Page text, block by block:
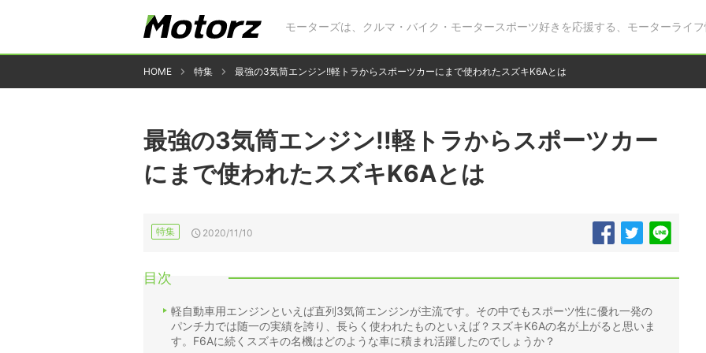
モーターズは、クルマ・バイク・モータースポーツ好きを応援する、モーターライフ
HOME 特集 最強の3気筒エンジン!!軽トラからスポーツカーにまで使われたスズキK6Aとは
最強の3気筒エンジン!!軽トラからスポーツカー
にまで使われたスズキK6Aとは
特集 2020/11/10
目次
軽自動車用エンジンといえば直列3気筒エンジンが主流です。その中でもスポーツ性に優れ一発の
パンチ力では随一の実績を誇り、長らく使われたものといえば？スズキK6Aの名が上がると思いま
す。F6Aに続くスズキの名機はどのような車に積まれ活躍したのでしょうか？